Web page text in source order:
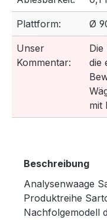
Plattform: Ø
Unser
Kommentar:
die
mit
Beschreibung
Analysenwaage
Produktreihe
Nachfolgemodell